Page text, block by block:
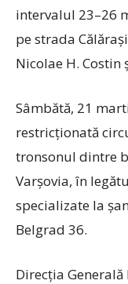
intervalul 23–26
pe strada
Nicolae H. Costin
Sâmbătă, 21
restricționată
tronsonul dintre
Varșovia, în
specializate la
Belgrad 36.
Direcția